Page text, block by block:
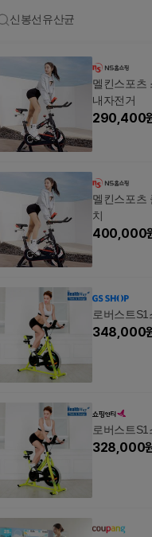
신봉선유산균
멜킨스포츠
내자전거
290,400
멜킨스포츠
치
400,000
로버스트
348,000
로버스트
328,000